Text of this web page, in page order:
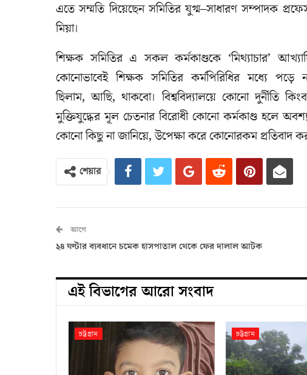
এতে সম্মতি দিয়েছেন সমিতির যুগ্ম–সাধারণ সম্পাদক
মিয়া।
শিক্ষক সমিতির এ সকল কর্মকাণ্ডকে ‘মিথ্যাচার’
কোনোভাবেই শিক্ষক সমিতির কর্মপিরিধির মধ্যে
ছিলাম, আছি, থাকবো। বিশ্ববিদ্যালয়ে কোনো দুর্নীতি
মুক্তিযুদ্ধের মূল চেতনার বিরোধী কোনো কর্মকাণ্ড হলে
কোনো কিছু না জানিয়ে, উপেক্ষা করে কোনোরকম প্রতিবাদ
শেয়ার
আগে
২৪ ঘণ্টার ব্যবধানে চমেক হাসপাতাল থেকে ফের দালাল আটক
এই বিভাগের আরো সংবাদ
চট্টগ্রাম চট্টগ্রাম